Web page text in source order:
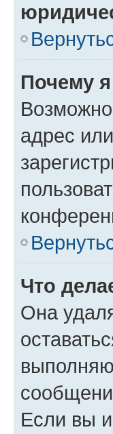
Почему
адрес
Что
Она
Если вы